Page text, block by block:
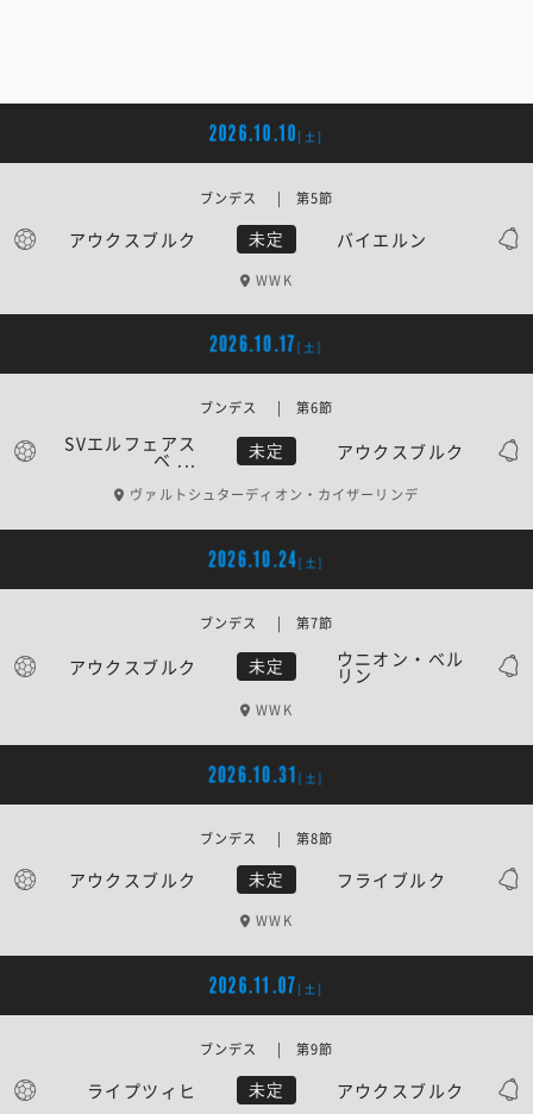
2026.10.10 [土]
アウクスブルク 未定 バイエルン
ブンデス | 第5節
WWK
2026.10.17[土]
SVエルフェアス
ベ ... 未定 アウクスブルク
ブンデス | 第6節
ヴァルトシュターディオン・カイザーリンデ
2026.10.24[土]
アウクスブルク 未定 ウニオン・ベル
リン
ブンデス | 第7節
WWK
2026.10.31 [土]
アウクスブルク 未定 フライブルク
ブンデス | 第8節
WWK
2026.11.07 [土]
ライプツィヒ 未定 アウクスブルク
ブンデス | 第9節